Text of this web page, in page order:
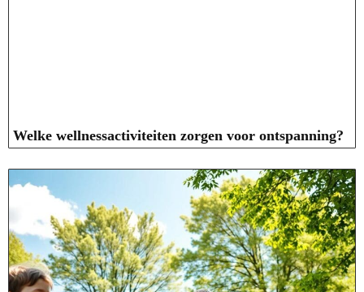
Welke wellnessactiviteiten zorgen voor ontspanning?